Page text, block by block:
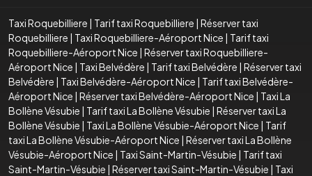
Taxi Roquebilliere | Tarif taxi Roquebilliere | Réserver taxi
Roquebilliere | Taxi Roquebilliere-Aéroport Nice | Tarif taxi
Roquebilliere-Aéroport Nice | Réserver taxi Roquebilliere-
Aéroport Nice | Taxi Belvédère | Tarif taxi Belvédère | Réserver taxi
Belvédère | Taxi Belvédère-Aéroport Nice | Tarif taxi Belvédère-
Aéroport Nice | Réserver taxi Belvédère-Aéroport Nice | Taxi La
Bollène Vésubie | Tarif taxi La Bollène Vésubie | Réserver taxi La
Bollène Vésubie | Taxi La Bollène Vésubie-Aéroport Nice | Tarif
taxi La Bollène Vésubie-Aéroport Nice | Réserver taxi La Bollène
Vésubie-Aéroport Nice | Taxi Saint-Martin-Vésubie | Tarif taxi
Saint-Martin-Vésubie | Réserver taxi Saint-Martin-Vésubie | Taxi